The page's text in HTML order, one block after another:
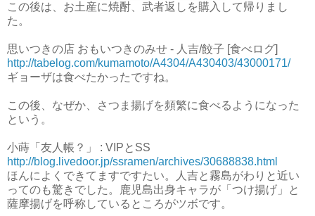
この後は、お土産に焼酎、武者返しを購入して帰りまし
た。
思いつきの店 おもいつきのみせ - 人吉/餃子 [食べログ]
http://tabelog.com/kumamoto/A4304/A430403/43000171/
ギョーザは食べたかったですね。
この後、なぜか、さつま揚げを頻繁に食べるようになった
という。
小蒔「友人帳？」 : VIPとSS
http://blog.livedoor.jp/ssramen/archives/30688838.html
ほんによくできてますですたい。人吉と霧島がわりと近い
ってのも驚きでした。鹿児島出身キャラが「つけ揚げ」と
薩摩揚げを呼称しているところがツボです。